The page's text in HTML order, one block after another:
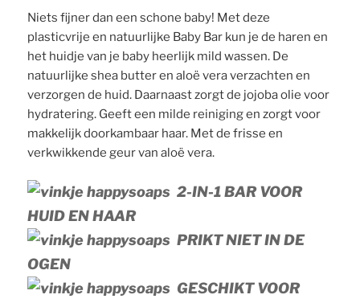
Niets fijner dan een schone baby! Met deze
plasticvrije en natuurlijke Baby Bar kun je de haren en
het huidje van je baby heerlijk mild wassen. De
natuurlijke shea butter en aloë vera verzachten en
verzorgen de huid. Daarnaast zorgt de jojoba olie voor
hydratering. Geeft een milde reiniging en zorgt voor
makkelijk doorkambaar haar. Met de frisse en
verkwikkende geur van aloë vera.
2-IN-1 BAR VOOR
HUID EN HAAR
PRIKT NIET IN DE
OGEN
GESCHIKT VOOR